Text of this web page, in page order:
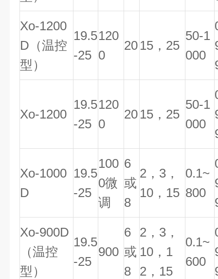
Xo-1200
D（温控
型）
19.5
-25
120
0
20 15，25
50-1
000
Xo-1200
19.5
-25
120
0
20 15，25
50-1
000
Xo-1000
D
19.5
-25
100
0微
调
6
或
8
2，3，
10，15
0.1~
800
Xo-900D
（温控
型）
19.5
-25
900
6
或
8
2，3，
10，1
2，15
0.1~
600